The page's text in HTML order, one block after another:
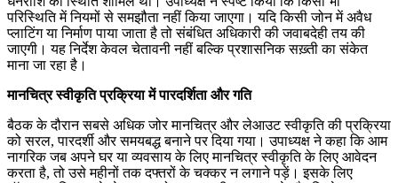
परिस्थिति में नियमों से समझौता नहीं किया जाएगा। यदि किसी जोन में अवैध
प्लाटिंग या निर्माण पाया जाता है तो संबंधित अधिकारी की जवाबदेही तय की
जाएगी। यह निर्देश केवल चेतावनी नहीं बल्कि प्रशासनिक सख़्ती का संकेत
माना जा रहा है।
मानचित्र स्वीकृति प्रक्रिया में पारदर्शिता और गति
बैठक के दौरान सबसे अधिक जोर मानचित्र और लेआउट स्वीकृति की प्रक्रिया
को सरल, पारदर्शी और समयबद्ध बनाने पर दिया गया। उपाध्यक्ष ने कहा कि आम
नागरिक जब अपने घर या व्यवसाय के लिए मानचित्र स्वीकृति के लिए आवेदन
करता है, तो उसे महीनों तक दफ्तरों के चक्कर न लगाने पड़ें। इसके लिए